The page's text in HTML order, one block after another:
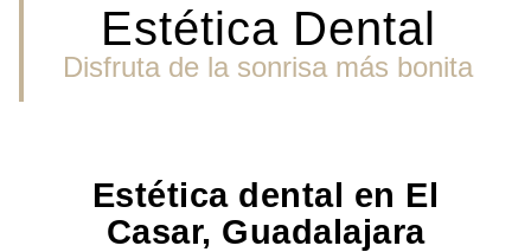
Estética Dental
Disfruta de la sonrisa más bonita
Estética dental en El
Casar, Guadalajara